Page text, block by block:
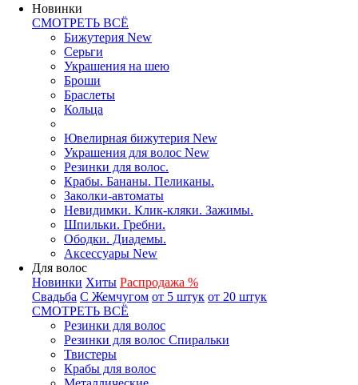
Новинки
СМОТРЕТЬ ВСЁ
Бижутерия New
Серьги
Украшения на шею
Броши
Браслеты
Кольца
Ювелирная бижутерия New
Украшения для волос New
Резинки для волос.
Крабы. Бананы. Пеликаны.
Заколки-автоматы
Невидимки. Клик-кляки. Зажимы.
Шпильки. Гребни.
Ободки. Диадемы.
Аксессуары New
Для волос
Новинки Хиты Распродажа %
Свадьба С Жемчугом от 5 штук от 20 штук
СМОТРЕТЬ ВСЁ
Резинки для волос
Резинки для волос Спиральки
Твистеры
Крабы для волос